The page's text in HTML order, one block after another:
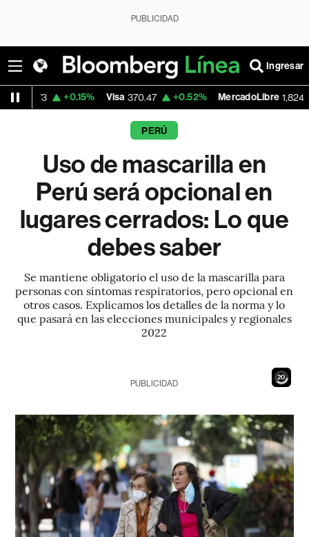
PUBLICIDAD
Ingresar
Visa 370.47 +0.52% MercadoLibre 1,824.26 -5.23%
PERÚ
Uso de mascarilla en
Perú será opcional en
lugares cerrados: Lo que
debes saber
Se mantiene obligatorio el uso de la mascarilla para
personas con síntomas respiratorios, pero opcional en
otros casos. Explicamos los detalles de la norma y lo
que pasará en las elecciones municipales y regionales
2022
18
PUBLICIDAD